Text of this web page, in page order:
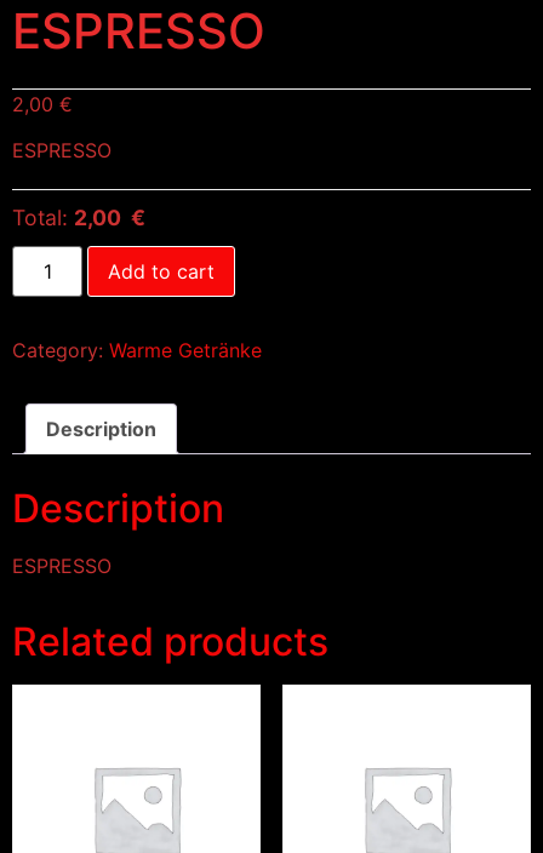
ESPRESSO
2,00 €
ESPRESSO
Total: 2,00 €
Add to cart
Category: Warme Getränke
Description
Description
ESPRESSO
Related products